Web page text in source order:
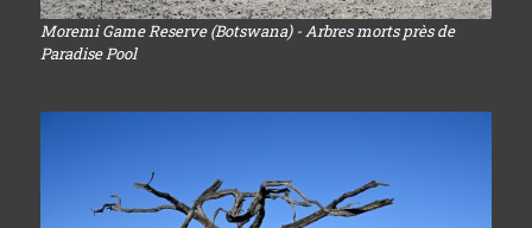
Moremi Game Reserve (Botswana) - Arbres morts près de
Paradise Pool